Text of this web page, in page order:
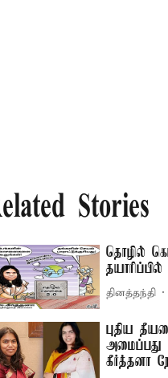
Stories
தொழில்
தினத்தந்தி
புதிய
அமைப்பது
கீர்த்தனா